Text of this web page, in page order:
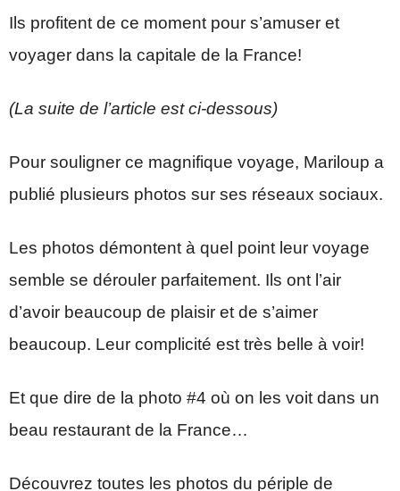
Ils profitent de ce moment pour s’amuser et
voyager dans la capitale de la France!
(La suite de l’article est ci-dessous)
Pour souligner ce magnifique voyage, Mariloup a
publié plusieurs photos sur ses réseaux sociaux.
Les photos démontent à quel point leur voyage
semble se dérouler parfaitement. Ils ont l’air
d’avoir beaucoup de plaisir et de s’aimer
beaucoup. Leur complicité est très belle à voir!
Et que dire de la photo #4 où on les voit dans un
beau restaurant de la France…
Découvrez toutes les photos du périple de